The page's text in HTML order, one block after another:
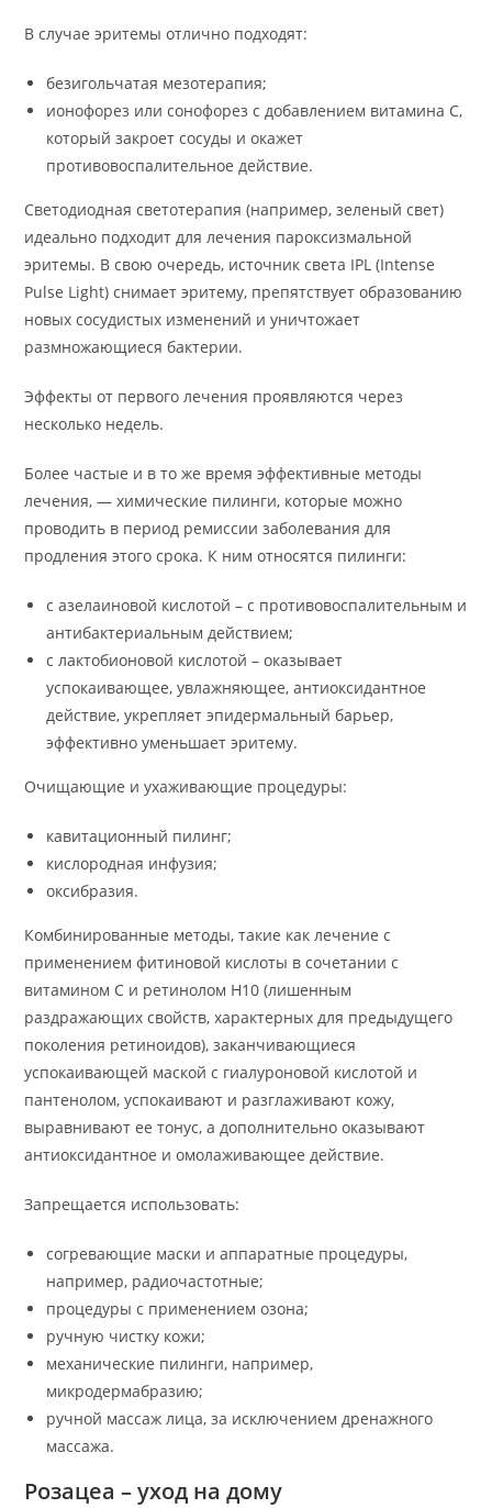
В случае эритемы отлично подходят:
безигольчатая мезотерапия;
ионофорез или сонофорез с добавлением витамина С,
который закроет сосуды и окажет
противовоспалительное действие.
Светодиодная светотерапия (например, зеленый свет)
идеально подходит для лечения пароксизмальной
эритемы. В свою очередь, источник света IPL (Intense
Pulse Light) снимает эритему, препятствует образованию
новых сосудистых изменений и уничтожает
размножающиеся бактерии.
Эффекты от первого лечения проявляются через
несколько недель.
Более частые и в то же время эффективные методы
лечения, — химические пилинги, которые можно
проводить в период ремиссии заболевания для
продления этого срока. К ним относятся пилинги:
с азелаиновой кислотой – с противовоспалительным и
антибактериальным действием;
с лактобионовой кислотой – оказывает
успокаивающее, увлажняющее, антиоксидантное
действие, укрепляет эпидермальный барьер,
эффективно уменьшает эритему.
Очищающие и ухаживающие процедуры:
кавитационный пилинг;
кислородная инфузия;
оксибразия.
Комбинированные методы, такие как лечение с
применением фитиновой кислоты в сочетании с
витамином С и ретинолом Н10 (лишенным
раздражающих свойств, характерных для предыдущего
поколения ретиноидов), заканчивающиеся
успокаивающей маской с гиалуроновой кислотой и
пантенолом, успокаивают и разглаживают кожу,
выравнивают ее тонус, а дополнительно оказывают
антиоксидантное и омолаживающее действие.
Запрещается использовать:
согревающие маски и аппаратные процедуры,
например, радиочастотные;
процедуры с применением озона;
ручную чистку кожи;
механические пилинги, например,
микродермабразию;
ручной массаж лица, за исключением дренажного
массажа.
Розацеа – уход на дому